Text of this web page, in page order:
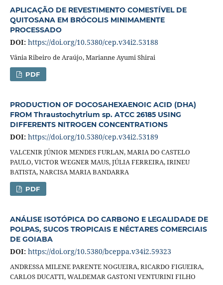
APLICAÇÃO DE REVESTIMENTO COMESTÍVEL DE
QUITOSANA EM BRÓCOLIS MINIMAMENTE
PROCESSADO
DOI: https://doi.org/10.5380/cep.v34i2.53188
Vânia Ribeiro de Araújo, Marianne Ayumi Shirai
PDF
PRODUCTION OF DOCOSAHEXAENOIC ACID (DHA)
FROM Thraustochytrium sp. ATCC 26185 USING
DIFFERENTS NITROGEN CONCENTRATIONS
DOI: https://doi.org/10.5380/cep.v34i2.53189
VALCENIR JÚNIOR MENDES FURLAN, MARIA DO CASTELO
PAULO, VICTOR WEGNER MAUS, JÚLIA FERREIRA, IRINEU
BATISTA, NARCISA MARIA BANDARRA
PDF
ANÁLISE ISOTÓPICA DO CARBONO E LEGALIDADE DE
POLPAS, SUCOS TROPICAIS E NÉCTARES COMERCIAIS
DE GOIABA
DOI: https://doi.org/10.5380/bceppa.v34i2.59323
ANDRESSA MILENE PARENTE NOGUEIRA, RICARDO FIGUEIRA,
CARLOS DUCATTI, WALDEMAR GASTONI VENTURINI FILHO